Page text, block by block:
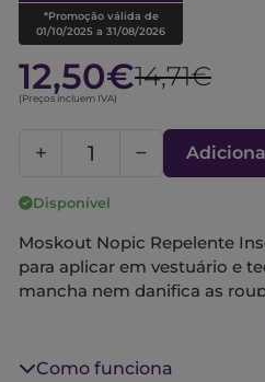
*Promoção válida de
01/10/2025 a 31/08/2026
12,50€14,71€
(Preços incluem IVA)
Disponível
Moskout Nopic Repelente
para aplicar em vestuário e
mancha nem danifica as
Como funciona